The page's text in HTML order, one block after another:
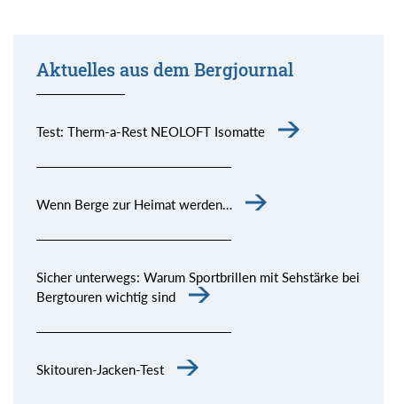
Aktuelles aus dem Bergjournal
Test: Therm-a-Rest NEOLOFT Isomatte
Wenn Berge zur Heimat werden…
Sicher unterwegs: Warum Sportbrillen mit Sehstärke bei
Bergtouren wichtig sind
Skitouren-Jacken-Test